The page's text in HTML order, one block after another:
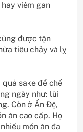
viêm gan
được tận
tiêu chảy và lỵ
sake để chế
ngày như: lùi
Còn ở Ấn Độ,
ăn cao cấp. Họ
món ăn đa